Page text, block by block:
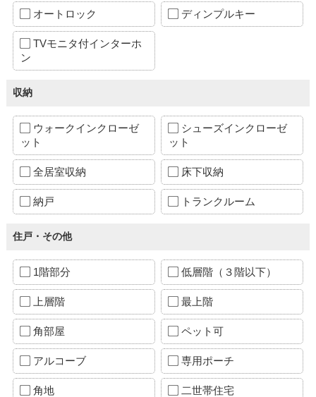
オートロック ディンプルキー
TVモニタ付インターホ
ン
収納
ウォークインクローゼ
ット
シューズインクローゼ
ット
全居室収納 床下収納
納戸 トランクルーム
住戸・その他
1階部分 低層階（３階以下）
上層階 最上階
角部屋 ペット可
アルコーブ 専用ポーチ
角地 二世帯住宅